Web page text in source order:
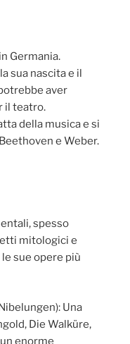
Germania.
sua nascita e il
aver
il teatro.
della musica e si
e Weber.
spesso
mitologici e
sue opere più
Una
Die Walküre,
enorme